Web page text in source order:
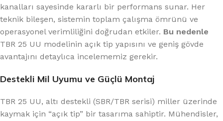
kanalları sayesinde kararlı bir performans sunar. Her
teknik bileşen, sistemin toplam çalışma ömrünü ve
operasyonel verimliliğini doğrudan etkiler. Bu nedenle
TBR 25 UU modelinin açık tip yapısını ve geniş gövde
avantajını detaylıca incelememiz gerekir.
Destekli Mil Uyumu ve Güçlü Montaj
TBR 25 UU, altı destekli (SBR/TBR serisi) miller üzerinde
kaymak için “açık tip” bir tasarıma sahiptir. Mühendisler,